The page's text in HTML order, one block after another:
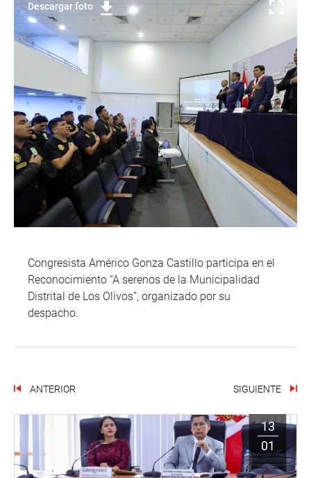
Descargar foto
Congresista Américo Gonza Castillo participa en el
Reconocimiento “A serenos de la Municipalidad
Distrital de Los Olivos”, organizado por su
despacho.
ANTERIOR SIGUIENTE
13
01